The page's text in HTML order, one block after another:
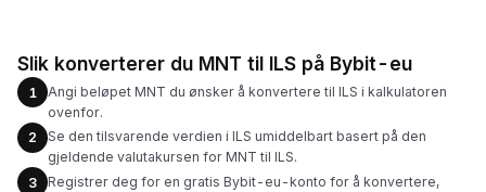
Slik konverterer du MNT til ILS på Bybit-eu
1
Angi beløpet MNT du ønsker å konvertere til ILS i kalkulatoren
ovenfor.
2
Se den tilsvarende verdien i ILS umiddelbart basert på den
gjeldende valutakursen for MNT til ILS.
3
Registrer deg for en gratis Bybit-eu-konto for å konvertere,